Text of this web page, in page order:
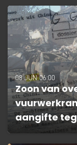
08 JUN 06:00
Zoon van
aangifte